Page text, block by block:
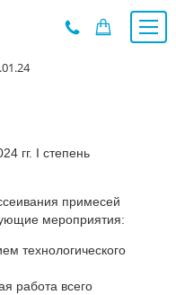
гг. I степень
примесей
мероприятия:
технологического
работа всего